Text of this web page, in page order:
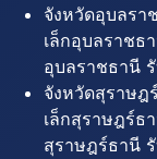
จังหวัดอุบลรา
เล็กอุบลราชธ
อุบลราชธานี
จังหวัดสุราษฎ
เล็กสุราษฎร์ธ
สุราษฎร์ธานี